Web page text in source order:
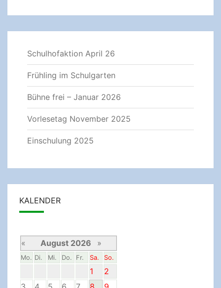
Schulhofaktion April 26
Frühling im Schulgarten
Bühne frei – Januar 2026
Vorlesetag November 2025
Einschulung 2025
KALENDER
« August 2026 »
Mo. Di. Mi. Do. Fr. Sa. So.
1
2